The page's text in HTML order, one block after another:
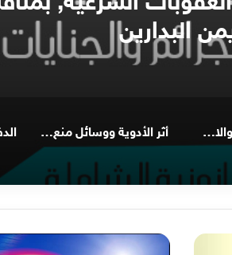
البدارين
دعوى المشاهدة والاستضافة وتطبيقاتها في المحاكم الشرعية الفلسطينية, بمناقشة الدكتور ايمن البدارين أثر الأدوية ووسائل منع الحمل على أحكام حيض ونفاس واستحاضة المرأة, بمناقشة الدكتور ايمن البدارين
حكم